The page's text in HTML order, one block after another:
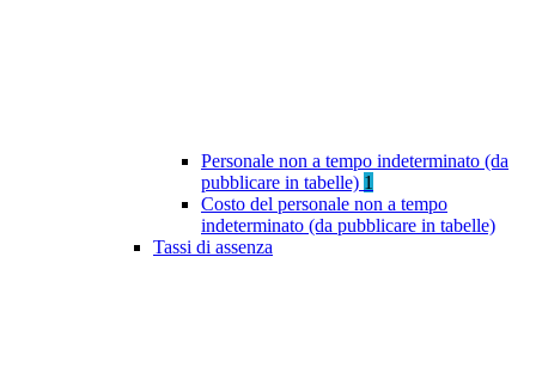
Personale non a tempo indeterminato (da
pubblicare in tabelle) 1
Costo del personale non a tempo
indeterminato (da pubblicare in tabelle)
Tassi di assenza